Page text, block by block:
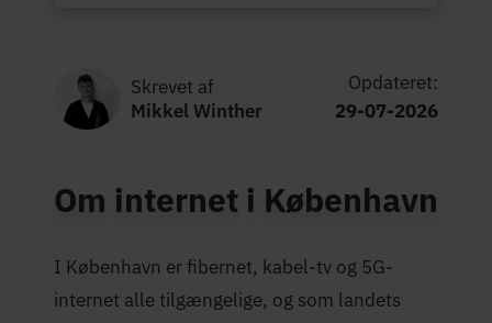
Skrevet af
Mikkel Winther
Opdateret:
29-07-2026
Om internet i København
I København er fibernet, kabel-tv og 5G-
internet alle tilgængelige, og som landets